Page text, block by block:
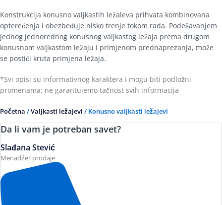
Konstrukcija konusno valjkastih ležaleva prihvata kombinovana
opterećenja i obezbeđuje nisko trenje tokom rada. Podešavanjem
jednog jednorednog konusnog valjkastog ležaja prema drugom
konusnom valjkastom ležaju i primjenom prednaprezanja, može
se postići kruta primjena ležaja.
*Svi opisi su informativnog karaktera i mogu biti podložni
promenama; ne garantujemo tačnost svih informacija
Početna /Valjkasti ležajevi / Konusno valjkasti ležajevi
Da li vam je potreban savet?
Slađana Stević
Menadžer prodaje